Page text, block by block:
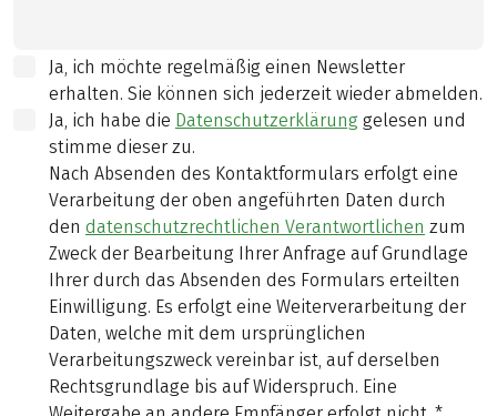
Ja, ich möchte regelmäßig einen Newsletter
erhalten. Sie können sich jederzeit wieder abmelden.
Ja, ich habe die Datenschutzerklärung gelesen und
stimme dieser zu.
Nach Absenden des Kontaktformulars erfolgt eine
Verarbeitung der oben angeführten Daten durch
den datenschutzrechtlichen Verantwortlichen zum
Zweck der Bearbeitung Ihrer Anfrage auf Grundlage
Ihrer durch das Absenden des Formulars erteilten
Einwilligung. Es erfolgt eine Weiterverarbeitung der
Daten, welche mit dem ursprünglichen
Verarbeitungszweck vereinbar ist, auf derselben
Rechtsgrundlage bis auf Widerspruch. Eine